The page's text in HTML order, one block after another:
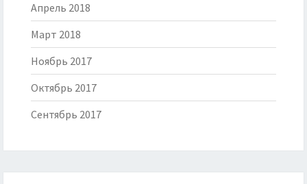
Апрель 2018
Март 2018
Ноябрь 2017
Октябрь 2017
Сентябрь 2017